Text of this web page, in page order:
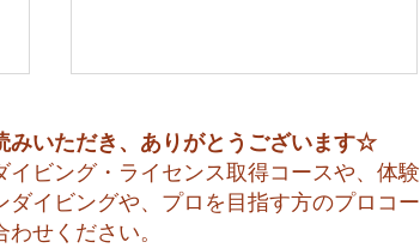
みいただき、ありがとうございます☆
ビング・ライセンス取得コースや、体
イビングや、プロを目指す方のプロコ
せください。